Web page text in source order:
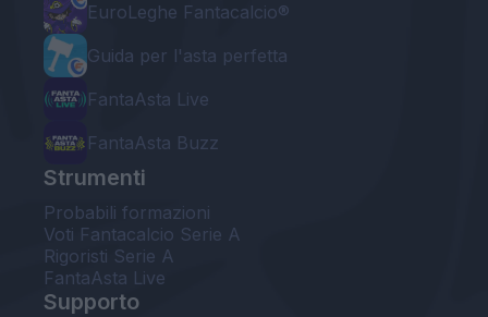
EuroLeghe Fantacalcio®
Guida per l'asta perfetta
FantaAsta Live
FantaAsta Buzz
Strumenti
Probabili formazioni
Voti Fantacalcio Serie A
Rigoristi Serie A
FantaAsta Live
Supporto